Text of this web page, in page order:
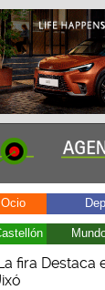
fira Destaca